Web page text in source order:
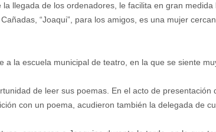
llegada de los ordenadores, le facilita en gran
“Joaqui”, para los amigos, es una mujer
a la escuela municipal de teatro, en la que se siente
de leer sus poemas. En el acto de
con un poema, acudieron también la delegada de